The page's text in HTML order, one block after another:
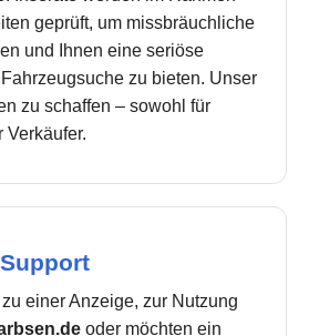
geprüft, um missbräuchliche
und Ihnen eine seriöse
zu bieten. Unser
zu schaffen – sowohl für
Verkäufer.
einer Anzeige, zur Nutzung
oder möchten ein